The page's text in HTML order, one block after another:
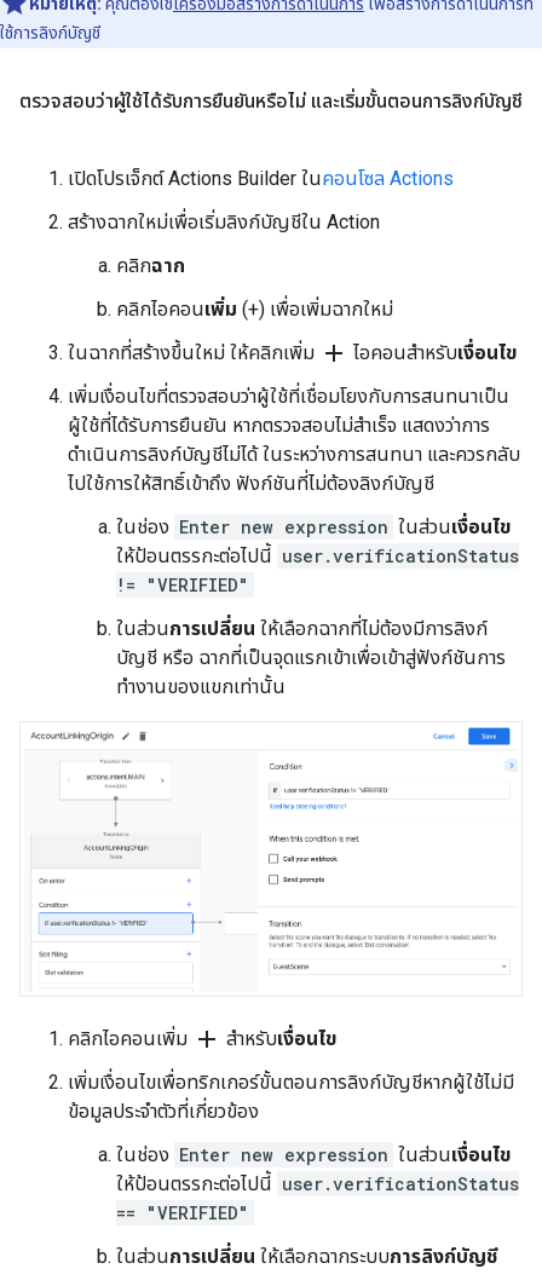
หมายเหตุ: คุณต้องใช้เครื่องมือสร้างการดำเนินการ เพื่อสร้างการดำเนินการที่
ใช้การลิงก์บัญชี
ตรวจสอบว่าผู้ใช้ได้รับการยืนยันหรือไม่ และเริ่มขั้นตอนการลิงก์บัญชี
เปิดโปรเจ็กต์ Actions Builder ในคอนโซล Actions
สร้างฉากใหม่เพื่อเริ่มลิงก์บัญชีใน Action
คลิกฉาก
คลิกไอคอนเพิ่ม (+) เพื่อเพิ่มฉากใหม่
ในฉากที่สร้างขึ้นใหม่ ให้คลิกเพิ่ม add ไอคอนสำหรับเงื่อนไข
เพิ่มเงื่อนไขที่ตรวจสอบว่าผู้ใช้ที่เชื่อมโยงกับการสนทนาเป็น
ผู้ใช้ที่ได้รับการยืนยัน หากตรวจสอบไม่สำเร็จ แสดงว่าการ
ดำเนินการลิงก์บัญชีไม่ได้ ในระหว่างการสนทนา และควรกลับ
ไปใช้การให้สิทธิ์เข้าถึง ฟังก์ชันที่ไม่ต้องลิงก์บัญชี
ในช่อง Enter new expression ในส่วนเงื่อนไข
ให้ป้อนตรรกะต่อไปนี้ user.verificationStatus
!= "VERIFIED"
ในส่วนการเปลี่ยน ให้เลือกฉากที่ไม่ต้องมีการลิงก์
บัญชี หรือ ฉากที่เป็นจุดแรกเข้าเพื่อเข้าสู่ฟังก์ชันการ
ทำงานของแขกเท่านั้น
คลิกไอคอนเพิ่ม add สําหรับเงื่อนไข
เพิ่มเงื่อนไขเพื่อทริกเกอร์ขั้นตอนการลิงก์บัญชีหากผู้ใช้ไม่มี
ข้อมูลประจำตัวที่เกี่ยวข้อง
ในช่อง Enter new expression ในส่วนเงื่อนไข
ให้ป้อนตรรกะต่อไปนี้ user.verificationStatus
== "VERIFIED"
ในส่วนการเปลี่ยน ให้เลือกฉากระบบการลิงก์บัญชี